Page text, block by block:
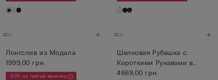
Лонгслив из Модала
1999,00 грн.
-50% на третью единицу
Шелковая Рубашка с
Короткими Рукавами в
Мужском Ст...
4669,00 грн.